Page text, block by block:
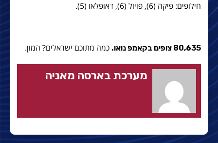
חילופים: פיקה (6), פויול (6), דאופלאו (5).
80,635 צופים בקאמפ נואו. כמה מתוכם ישראלים? המון.
מערכת בארסה מאניה